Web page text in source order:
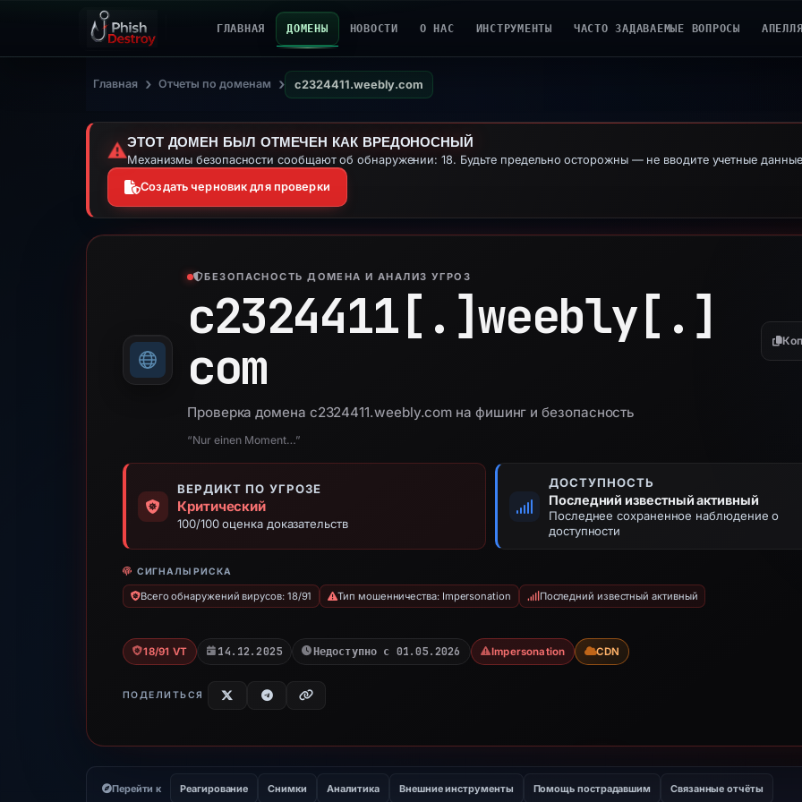
ГЛАВНАЯ ДОМЕНЫ НОВОСТИ О НАС ИНСТРУМЕНТЫ ЧАСТО ЗАДАВАЕМЫЕ ВОПРОСЫ
Главная › Отчеты по доменам › c2324411.weebly.com
⚠️ЭТОТ ДОМЕН БЫЛ ОТМЕЧЕН КАК ВРЕДОНОСНЫЙ
Механизмы безопасности сообщают об обнаружении: 18. Будьте предельно осторожны — не вводите учетные
Создать черновик для проверки
БЕЗОПАСНОСТЬ ДОМЕНА И АНАЛИЗ УГРОЗ
c2324411[.]weebly[.]
com
Проверка домена c2324411.weebly.com на фишинг и безопасность
“Nur einen Moment…”
ВЕРДИКТ ПО УГРОЗЕ
Критический
100/100 оценка доказательств
ДОСТУПНОСТЬ
Последний известный активный
Последнее сохраненное наблюдение о
доступности
СИГНАЛЫ РИСКА
Всего обнаружений вирусов: 18/91 Тип мошенничества: Impersonation Последний известный активный
18/91 VT 14.12.2025 Недоступно с 01.05.2026 Impersonation CDN
ПОДЕЛИТЬСЯ
Перейти к Реагирование Снимки Аналитика Внешние инструменты Помощь пострадавшим Связанные отчёты